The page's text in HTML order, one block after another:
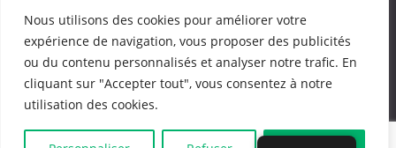
Nous utilisons des cookies pour améliorer votre
expérience de navigation, vous proposer des publicités
ou du contenu personnalisés et analyser notre trafic. En
cliquant sur "Accepter tout", vous consentez à notre
utilisation des cookies.
Menu
RÉSEAUX SOCIAUX